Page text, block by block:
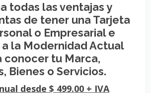
todas las ventajas y
de tener una Tarjeta
o Empresarial e
la Modernidad Actual
conocer tu Marca,
Bienes o Servicios.
desde $ 499.00 + IVA